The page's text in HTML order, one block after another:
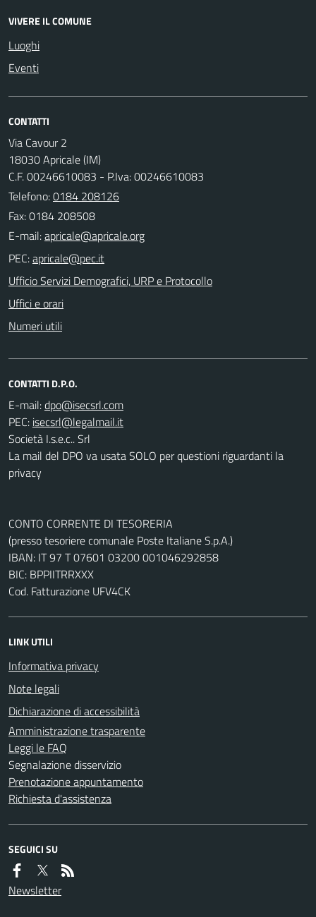
VIVERE IL COMUNE
Luoghi
Eventi
CONTATTI
Via Cavour 2
18030 Apricale (IM)
C.F. 00246610083 - P.Iva: 00246610083
Telefono:0184 208126
Fax: 0184 208508
E-mail:
PEC:
Ufficio Servizi Demografici, URP e Protocollo
Uffici e orari
Numeri utili
CONTATTI D.P.O.
E-mail:
PEC:
Società I.s.e.c.. Srl
La mail del DPO va usata SOLO per questioni riguardanti la
privacy
CONTO CORRENTE DI TESORERIA
(presso tesoriere comunale Poste Italiane S.p.A.)
IBAN: IT 97 T 07601 03200 001046292858
BIC: BPPIITRRXXX
Cod. Fatturazione UFV4CK
LINK UTILI
Informativa privacy
Note legali
Dichiarazione di accessibilità
Amministrazione trasparente
Leggi le FAQ
Segnalazione disservizio
Prenotazione appuntamento
Richiesta d'assistenza
SEGUICI SU
Newsletter